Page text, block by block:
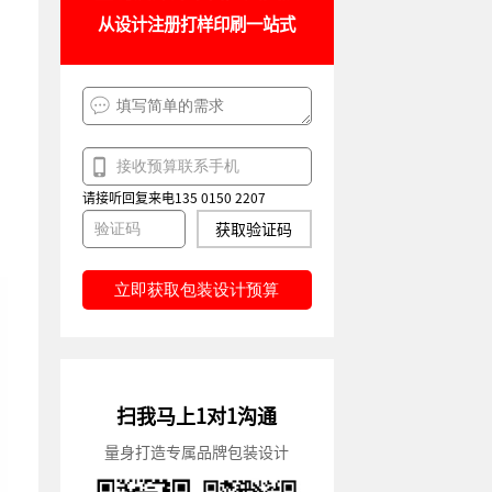
从设计注册打样印刷一站式
请接听回复来电135 0150 2207
获取验证码
立即获取包装设计预算
扫我马上1对1沟通
量身打造专属品牌包装设计